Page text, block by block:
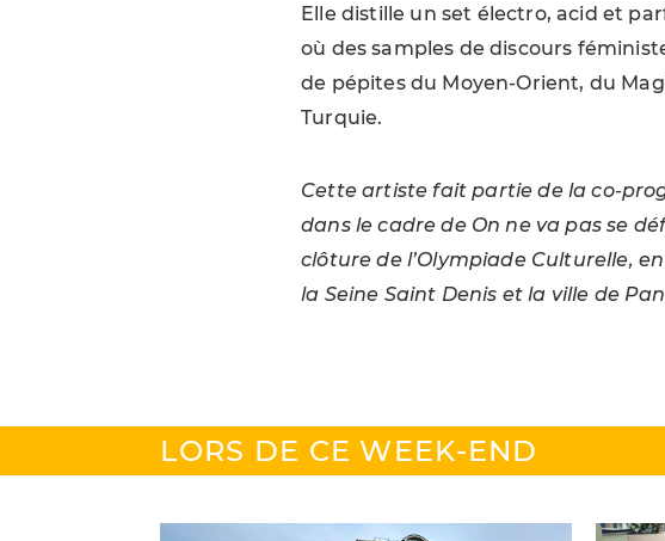
Elle distille un set électro, acid et
où des samples de discours
de pépites du Moyen-Orient, du
Turquie.
Cette artiste fait partie de la co-
dans le cadre de On ne va pas se
clôture de l’Olympiade Culturelle,
la Seine Saint Denis et la ville de
LORS DE CE WEEK-END